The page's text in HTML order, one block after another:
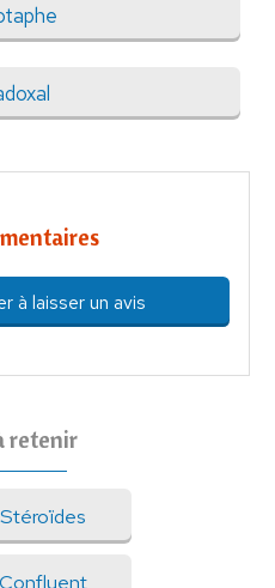
à laisser un avis
retenir
Stéroïdes
Confluent